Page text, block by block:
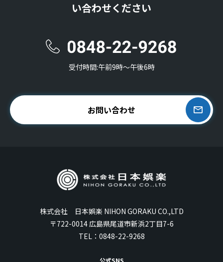
い合わせください
受付時間:午前9時〜午後6時
お問い合わせ
株式会社 日本娯楽 NIHON GORAKU CO.,LTD
〒722-0014 広島県尾道市新浜2丁目7-6
TEL： 0848-22-9268
公式SNS